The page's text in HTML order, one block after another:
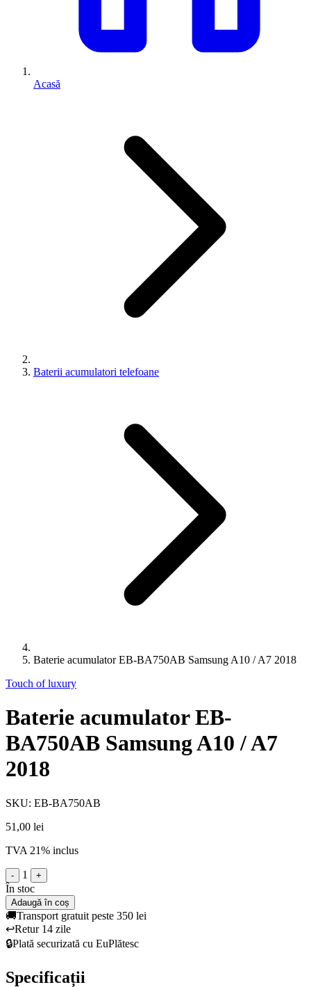
Acasă
Baterii acumulatori telefoane
Baterie acumulator EB-BA750AB Samsung A10 / A7 2018
Touch of luxury
Baterie acumulator EB-
BA750AB Samsung A10 / A7
2018
SKU: EB-BA750AB
51,00 lei
TVA 21% inclus
- 1 +
În stoc
Adaugă în coș
🚚Transport gratuit peste 350 lei
↩️Retur 14 zile
🔒Plată securizată cu EuPlătesc
Specificații